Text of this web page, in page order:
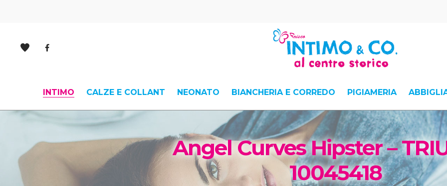
INTIMO CALZE E COLLANT NEONATO BIANCHERIA E CORREDO PIGIAMERIA
Angel Curves Hipster –
10045418